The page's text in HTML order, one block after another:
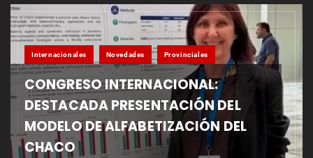
Internacionales Novedades Provinciales
CONGRESO INTERNACIONAL:
DESTACADA PRESENTACIÓN DEL
MODELO DE ALFABETIZACIÓN DEL
CHACO